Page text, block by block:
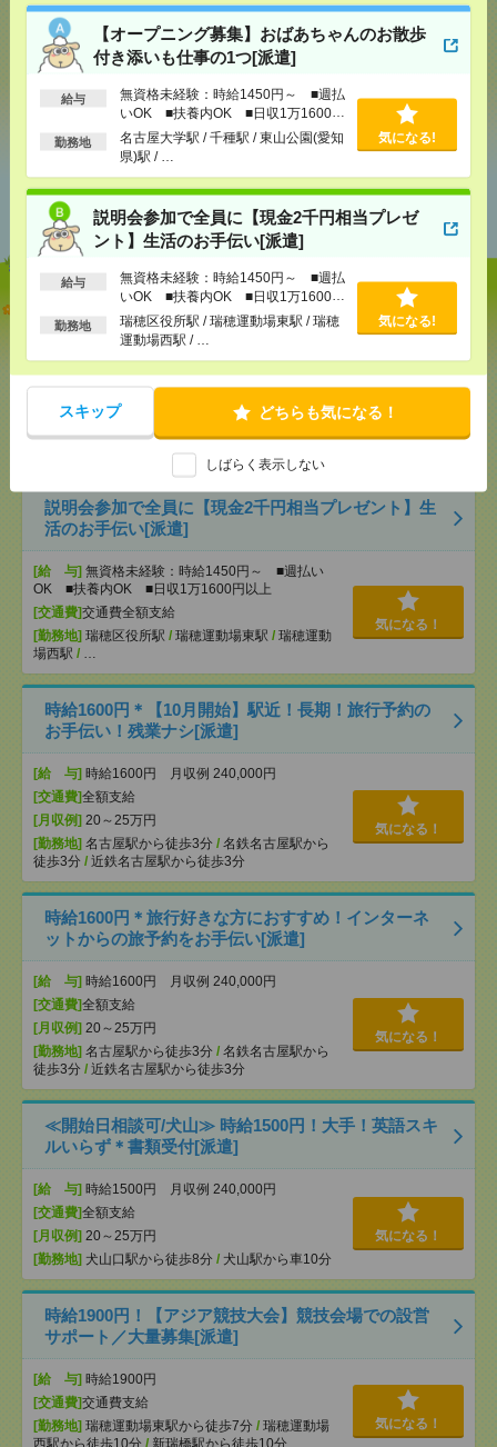
【オープニング募集】おばあちゃんのお散歩
付き添いも仕事の1つ[派遣]
給与
無資格未経験：時給1450円～ ■週払
いOK ■扶養内OK ■日収1万1600円
以上
勤務地
名古屋大学駅 / 千種駅 / 東山公園(愛知
県)駅 / …
気になる!
説明会参加で全員に【現金2千円相当プレゼ
ント】生活のお手伝い[派遣]
給与
無資格未経験：時給1450円～ ■週払
いOK ■扶養内OK ■日収1万1600円
以上
勤務地
瑞穂区役所駅 / 瑞穂運動場東駅 / 瑞穂
運動場西駅 / …
気になる!
スキップ どちらも気になる！
しばらく表示しない
メール で送る LINE で送る
シェア ツイート ブックマーク
あなたの閲覧履歴からの
おすすめ
【オープニング募集】おばあちゃんのお散歩付き添
いも仕事の1つ[派遣]
OK ■扶養内OK ■日収1万1600円以上
[交通費]交通費全額支給
[勤務地]名古屋大学駅/千種駅/東山公園(愛知県)駅
気になる！
説明会参加で全員に【現金2千円相当プレゼント】生
活のお手伝い[派遣]
[給 与] 無資格未経験：時給1450円～ ■週払い
OK ■扶養内OK ■日収1万1600円以上
[交通費]交通費全額支給
[勤務地] 瑞穂区役所駅 / 瑞穂運動場東駅 / 瑞穂運動
場西駅 / …
気になる！
時給1600円＊【10月開始】駅近！長期！旅行予約の
お手伝い！残業ナシ[派遣]
[給 与] 時給1600円 月収例 240,000円
[交通費]全額支給
[月収例] 20～25万円
[勤務地] 名古屋駅から徒歩3分 / 名鉄名古屋駅から
徒歩3分 / 近鉄名古屋駅から徒歩3分
気になる！
時給1600円＊旅行好きな方におすすめ！インターネ
ットからの旅予約をお手伝い[派遣]
[給 与] 時給1600円 月収例 240,000円
[交通費]全額支給
[月収例] 20～25万円
[勤務地] 名古屋駅から徒歩3分 / 名鉄名古屋駅から
徒歩3分 / 近鉄名古屋駅から徒歩3分
気になる！
≪開始日相談可/犬山≫ 時給1500円！大手！英語スキ
ルいらず＊書類受付[派遣]
[給 与] 時給1500円 月収例 240,000円
[交通費]全額支給
[月収例] 20～25万円
[勤務地] 犬山口駅から徒歩8分 / 犬山駅から車10分
気になる！
時給1900円！【アジア競技大会】競技会場での設営
サポート／大量募集[派遣]
[給 与] 時給1900円
[交通費]交通費支給
[勤務地] 瑞穂運動場東駅から徒歩7分 / 瑞穂運動場
西駅から徒歩10分 / 新瑞橋駅から徒歩10分
気になる！